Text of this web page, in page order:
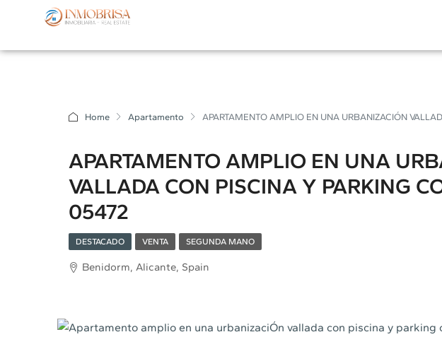
Home Apartamento APARTAMENTO AMPLIO EN UNA URBANIZACIÓN
APARTAMENTO AMPLIO EN UNA
VALLADA CON PISCINA Y PARKING
05472
DESTACADO VENTA SEGUNDA MANO
Benidorm, Alicante, Spain